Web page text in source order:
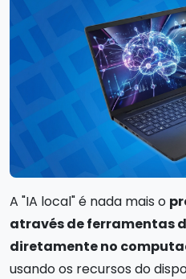
A "IA local" é nada mais o
através de ferramentas
diretamente no
usando os recursos do